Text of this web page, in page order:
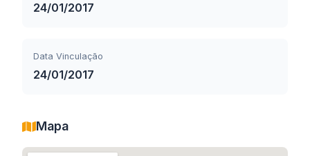
24/01/2017
Data Vinculação
24/01/2017
Mapa